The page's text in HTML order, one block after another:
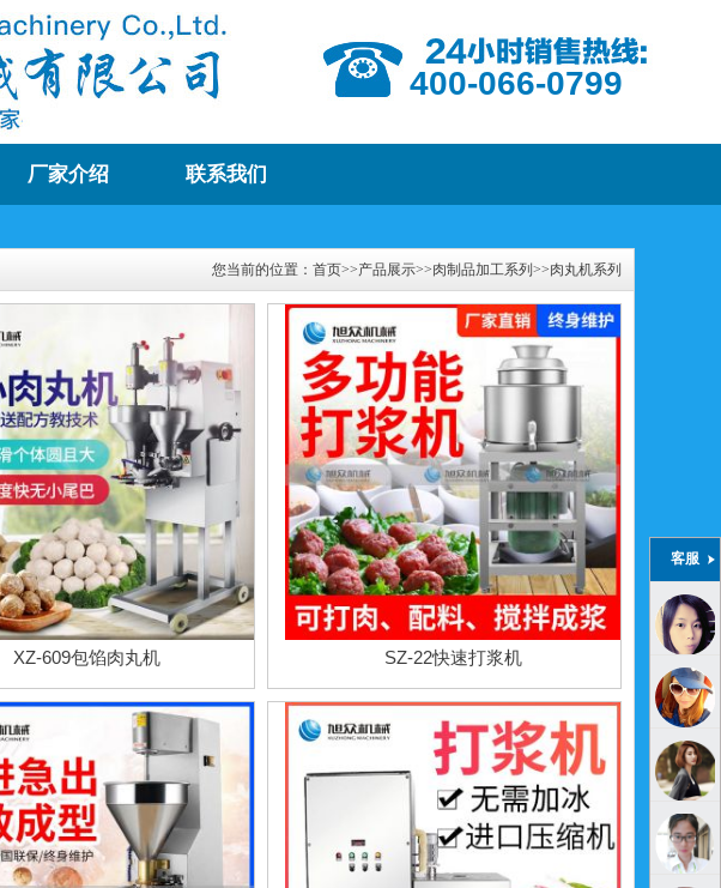
400-066-0799
厂家介绍 联系我们
您当前的位置： 首页>>产品展示>>肉制品加工系列 >>肉丸机系列
XZ-609包馅肉丸机 SZ-22快速打浆机
客服